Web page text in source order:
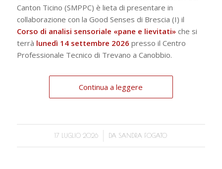
Canton Ticino (SMPPC) è lieta di presentare in
collaborazione con la Good Senses di Brescia (I) il
Corso di analisi sensoriale «pane e lievitati»che si
terrà lunedì 14 settembre 2026 presso il Centro
Professionale Tecnico di Trevano a Canobbio.
Continua a leggere
17 LUGLIO 2026
/ DA SANDRA FOGATO